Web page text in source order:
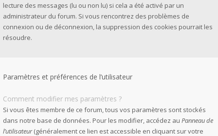
lecture des messages (lu ou non lu) si cela a été activé par un
administrateur du forum. Si vous rencontrez des problèmes de
connexion ou de déconnexion, la suppression des cookies pourrait les
résoudre.
Paramètres et préférences de l’utilisateur
Comment modifier mes paramètres ?
Si vous êtes membre de ce forum, tous vos paramètres sont stockés
dans notre base de données. Pour les modifier, accédez au Panneau de
l’utilisateur(généralement ce lien est accessible en cliquant sur votre